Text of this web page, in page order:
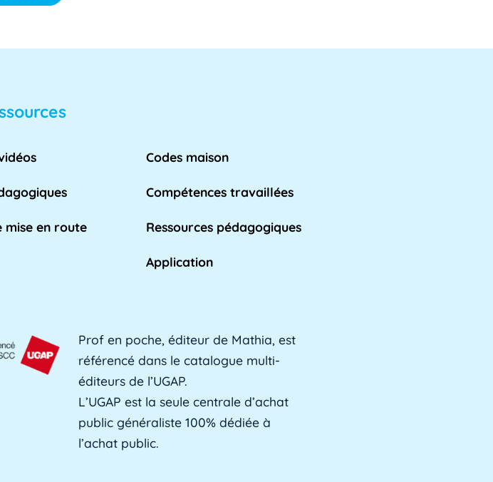
[...]Lire plus »
pour [...]
[...]
[...] Lire plus »
Lire plus »
mise en route
Codes maison
Compétences travaillées
Ressources pédagogiques
Application
Prof en poche, éditeur de Mathia, est
référencé dans le catalogue multi-
éditeurs de l’UGAP.
L’UGAP est la seule centrale d’achat
public généraliste 100% dédiée à
l’achat public.